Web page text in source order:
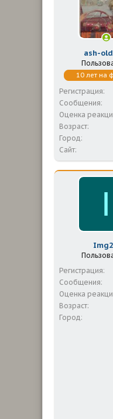
ash-
10 лет на
Регистрация
Сообщения
Оценка
Возраст
Город
Сайт
I
Регистрация
Сообщения
Оценка
Возраст
Город